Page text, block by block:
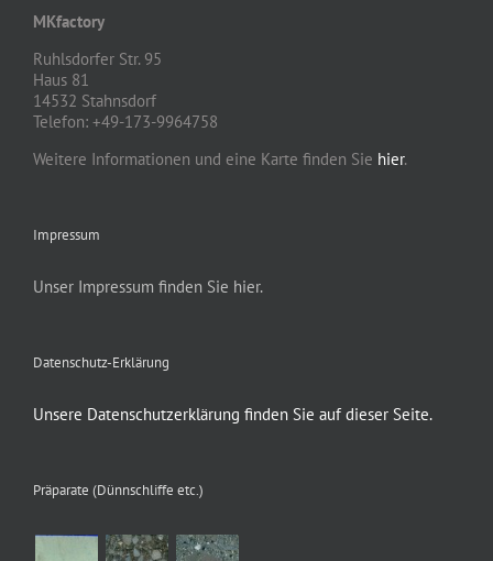
MKfactory
Ruhlsdorfer Str. 95
Haus 81
14532 Stahnsdorf
Telefon: +49-173-9964758
Weitere Informationen und eine Karte finden Sie hier.
Impressum
Unser Impressum finden Sie hier.
Datenschutz-Erklärung
Unsere Datenschutzerklärung finden Sie auf dieser Seite.
Präparate (Dünnschliffe etc.)